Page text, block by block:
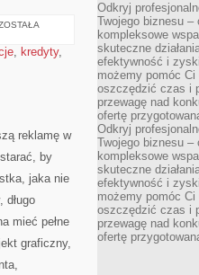
, kredyty,
reklamę w
by
jaka nie
mieć pełne
graficzny,
Odkryj
Twojego biznesu –
kompleksowe
skuteczne
efektywność i
możemy pomóc Ci
oszczędzić czas i
przewagę nad
ofertę
Odkryj
Twojego biznesu –
kompleksowe
skuteczne
efektywność i
możemy pomóc Ci
oszczędzić czas i
przewagę nad
ofertę